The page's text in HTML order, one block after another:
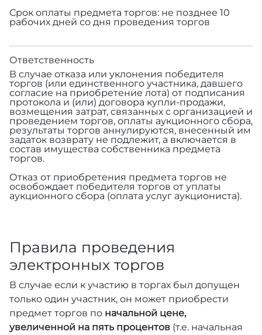
Срок оплаты предмета торгов: не позднее 10
рабочих дней со дня проведения торгов
Ответственность
В случае отказа или уклонения победителя
торгов (или единственного участника, давшего
согласие на приобретение лота) от подписания
протокола и (или) договора купли-продажи,
возмещения затрат, связанных с организацией и
проведением торгов, оплаты аукционного сбора,
результаты торгов аннулируются, внесенный им
задаток возврату не подлежит, а включается в
состав имущества собственника предмета
торгов.
Отказ от приобретения предмета торгов не
освобождает победителя торгов от уплаты
аукционного сбора (оплата услуг аукциониста).
Правила проведения
электронных торгов
В случае если к участию в торгах был допущен
только один участник, он может приобрести
предмет торгов по начальной цене,
увеличенной на пять процентов (т.е. начальная